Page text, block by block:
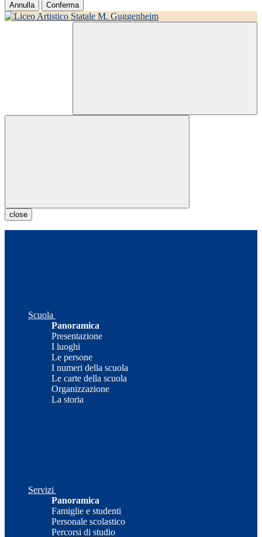
Annulla Conferma
close
Scuola
Panoramica
Presentazione
I luoghi
Le persone
I numeri della scuola
Le carte della scuola
Organizzazione
La storia
Servizi
Panoramica
Famiglie e studenti
Personale scolastico
Percorsi di studio